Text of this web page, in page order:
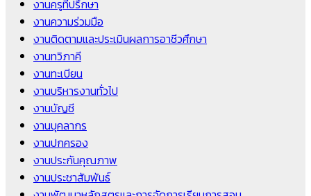
งานครูที่ปรึกษา
งานความร่วมมือ
งานติดตามและประเมินผลการอาชีวศึกษา
งานทวิภาคี
งานทะเบียน
งานบริหารงานทั่วไป
งานบัญชี
งานบุคลากร
งานปกครอง
งานประกันคุณภาพ
งานประชาสัมพันธ์